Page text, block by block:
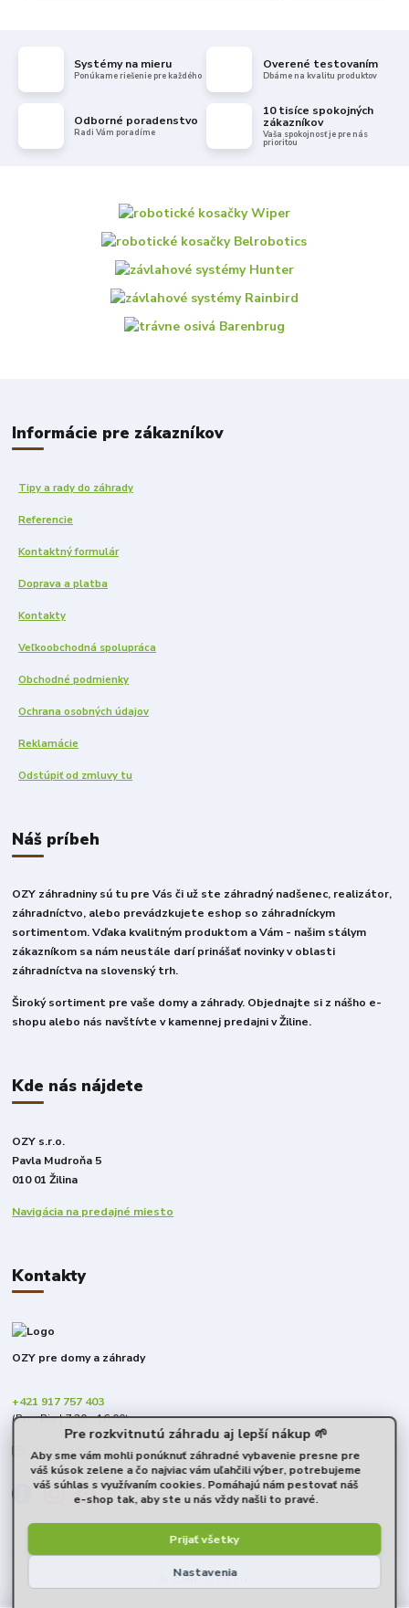
Systémy na mieru
Ponúkame riešenie pre každého
Overené testovaním
Dbáme na kvalitu produktov
Odborné poradenstvo
Radi Vám poradíme
10 tisíce spokojných
zákazníkov
Vaša spokojnosť je pre nás
prioritou
Informácie pre zákazníkov
Tipy a rady do záhrady
Referencie
Kontaktný formulár
Doprava a platba
Kontakty
Veľkoobchodná spolupráca
Obchodné podmienky
Ochrana osobných údajov
Reklamácie
Odstúpiť od zmluvy tu
Náš príbeh
OZY záhradniny sú tu pre Vás či už ste záhradný nadšenec, realizátor,
záhradníctvo, alebo prevádzkujete eshop so záhradníckym
sortimentom. Vďaka kvalitným produktom a Vám - našim stálym
zákazníkom sa nám neustále darí prinášať novinky v oblasti
záhradníctva na slovenský trh.
Široký sortiment pre vaše domy a záhrady. Objednajte si z nášho e-
shopu alebo nás navštívte v kamennej predajni v Žiline.
Kde nás nájdete
OZY s.r.o.
Pavla Mudroňa 5
010 01 Žilina
Navigácia na predajné miesto
Kontakty
OZY pre domy a záhrady
+421 917 757 403
(Po - Pia | 7:30 - 16:00)
obchod@predomyazahrady.sk
© 2026 OZY s.r.o.
Pre rozkvitnutú záhradu aj lepší nákup 🌱
Aby sme vám mohli ponúknuť záhradné vybavenie presne pre
váš kúsok zelene a čo najviac vám uľahčili výber, potrebujeme
váš súhlas s využívaním cookies. Pomáhajú nám pestovať náš
e-shop tak, aby ste u nás vždy našli to pravé.
Nastavenia
Prijať všetky